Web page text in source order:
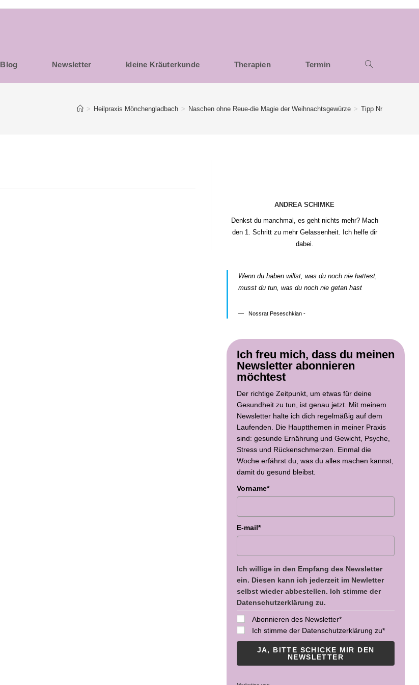
Blog Newsletter kleine Kräuterkunde Therapien Termin
> Heilpraxis Mönchengladbach > Naschen ohne Reue-die Magie der Weihnachtsgewürze > Tipp Nr. 4 Keine
ANDREA SCHIMKE
Denkst du manchmal, es geht nichts mehr? Mach
den 1. Schritt zu mehr Gelassenheit. Ich helfe dir
dabei.
Wenn du haben willst, was du noch nie hattest,
musst du tun, was du noch nie getan hast
Nossrat Peseschkian -
Ich freu mich, dass du meinen
Newsletter abonnieren
möchtest
Der richtige Zeitpunkt, um etwas für deine
Gesundheit zu tun, ist genau jetzt. Mit meinem
Newsletter halte ich dich regelmäßig auf dem
Laufenden. Die Hauptthemen in meiner Praxis
sind: gesunde Ernährung und Gewicht, Psyche,
Stress und Rückenschmerzen. Einmal die
Woche erfährst du, was du alles machen kannst,
damit du gesund bleibst.
Vorname*
E-mail*
Ich willige in den Empfang des Newsletter
ein. Diesen kann ich jederzeit im Newletter
selbst wieder abbestellen. Ich stimme der
Datenschutzerklärung zu.
Abonnieren des Newsletter*
Ich stimme der Datenschutzerklärung zu*
JA, BITTE SCHICKE MIR DEN
NEWSLETTER